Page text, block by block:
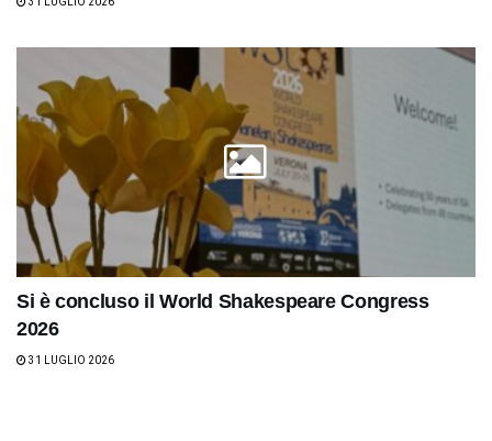
Si è concluso il World Shakespeare Congress
2026
31 LUGLIO 2026